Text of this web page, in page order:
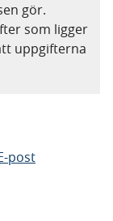
gör.
som ligger
uppgifterna
post